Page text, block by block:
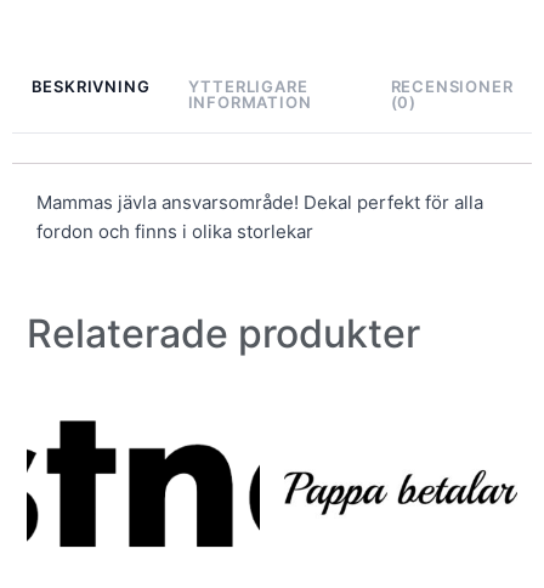
BESKRIVNING
YTTERLIGARE
INFORMATION
RECENSIONER
(0)
Mammas jävla ansvarsområde! Dekal perfekt för alla
fordon och finns i olika storlekar
Relaterade produkter